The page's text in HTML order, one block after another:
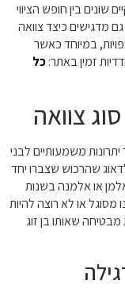
בין חופש הציווי
מדגישים כיצד צוואה
במיוחד כאשר
זמין באתר:כל
צוואה
משמעותיים לבני
שהרכוש שצברו יחד
או אלמנה בשנות
מסוגל או לא רוצה להיות
מבטיחה שאותו בן זוג